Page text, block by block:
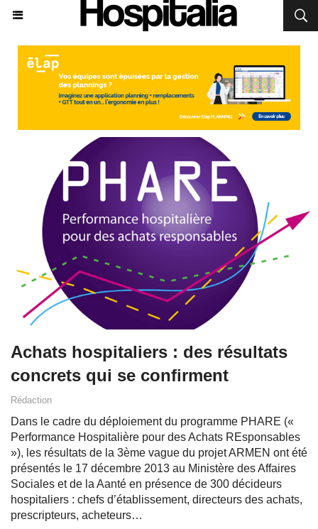
Achats hospitaliers : des résultats
concrets qui se confirment
Rédaction
Dans le cadre du déploiement du programme PHARE («
Performance Hospitalière pour des Achats REsponsables
»), les résultats de la 3ème vague du projet ARMEN ont été
présentés le 17 décembre 2013 au Ministère des Affaires
Sociales et de la Aanté en présence de 300 décideurs
hospitaliers : chefs d’établissement, directeurs des achats,
prescripteurs, acheteurs…